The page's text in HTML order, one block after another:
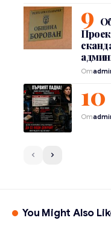
От
От
You Might Also